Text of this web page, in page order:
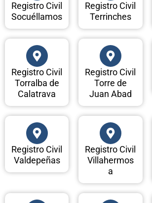
Registro Civil
Socuéllamos
Registro Civil
Terrinches
Registro Civil
Torralba de
Calatrava
Registro Civil
Torre de
Juan Abad
Registro Civil
Valdepeñas
Registro Civil
Villahermos
a